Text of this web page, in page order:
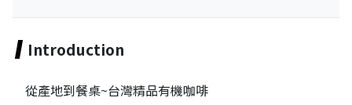
Introduction
從產地到餐桌~台灣精品有機咖啡